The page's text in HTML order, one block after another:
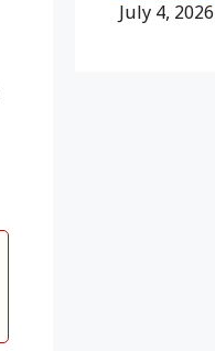
July 4, 2026